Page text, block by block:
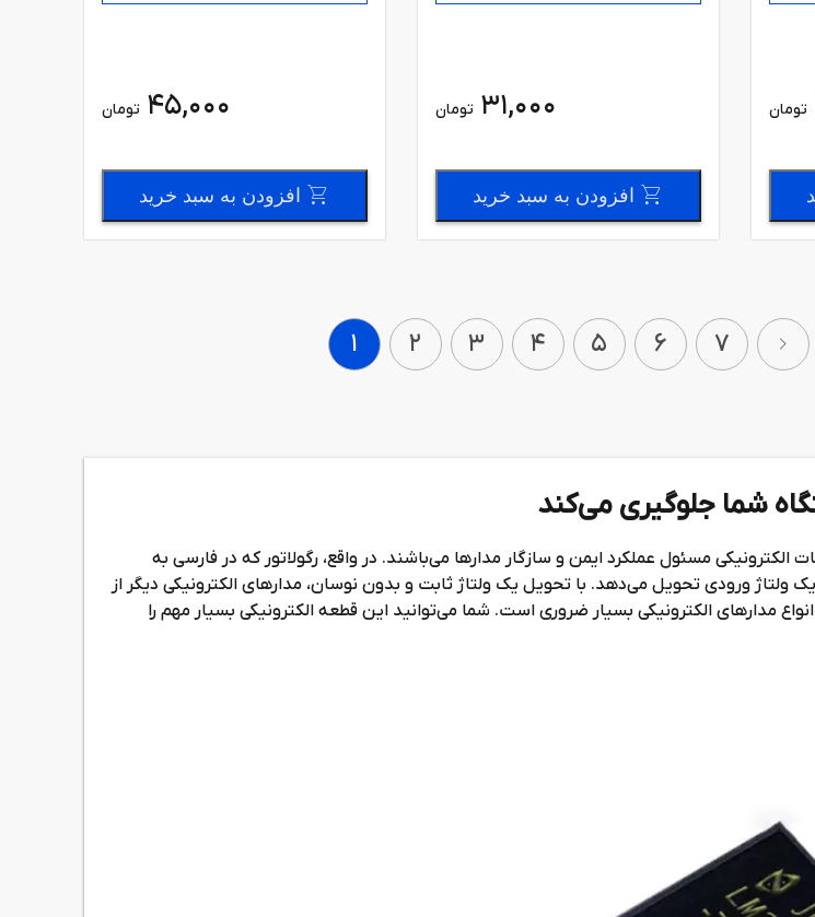
تومان 31,000 تومان
افزودن به سبد خرید
45,000 تومان
افزودن به سبد خرید
1 2 3 4 5 6 7
شما جلوگیری می‌کند
الکترونیکی مسئول عملکرد ایمن و سازگار مدارها می‌باشند. در واقع، رگولاتور که در فارسی به
ولتاژ ورودی تحویل می‌دهد. با تحویل یک ولتاژ ثابت و بدون نوسان، مدارهای الکترونیکی دیگر از
مدارهای الکترونیکی بسیار ضروری است. شما می‌توانید این قطعه الکترونیکی بسیار مهم را